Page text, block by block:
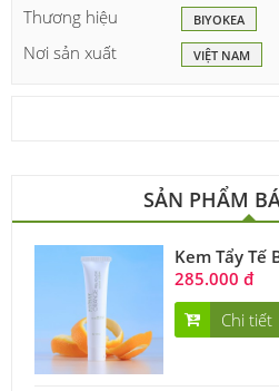
Thương hiệu BIYOKEA
Nơi sản xuất VIỆT NAM
SẢN PHẨM
Kem Tẩy Tế
285.000 đ
Chi tiết